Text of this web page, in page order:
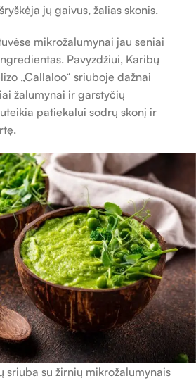
jų gaivus, žalias skonis.
mikrožalumynai jau seniai
Pavyzdžiui, Karibų
„Callaloo“ sriuboje dažnai
žalumynai ir garstyčių
patiekalui sodrų skonį ir
sriuba su žirnių mikrožalumynais